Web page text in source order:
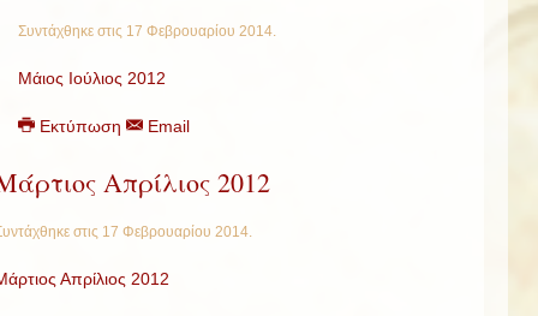
Συντάχθηκε στις 17 Φεβρουαρίου 2014.
Μάιος Ιούλιος 2012
Εκτύπωση Email
Απρίλιος 2012
στις 17 Φεβρουαρίου 2014.
Απρίλιος 2012